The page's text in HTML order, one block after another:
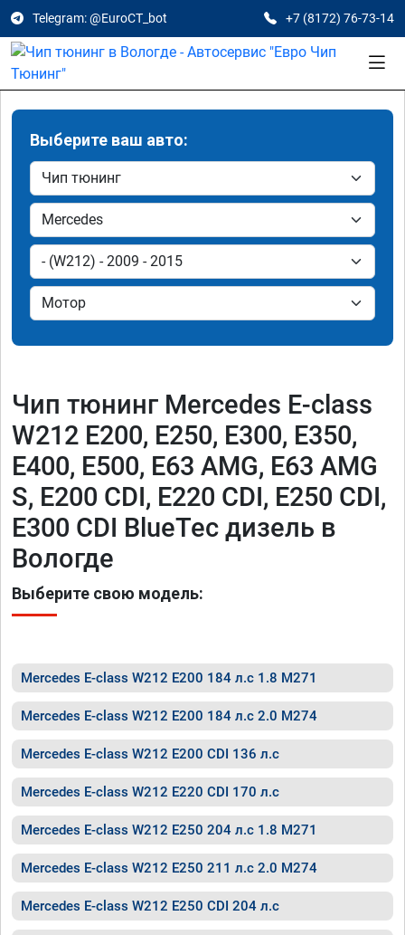
Telegram: @EuroCT_bot +7 (8172) 76-73-14
Выберите ваш авто:
Чип тюнинг Mercedes E-class
W212 E200, E250, E300, E350,
E400, E500, E63 AMG, E63 AMG
S, E200 CDI, E220 CDI, E250 CDI,
E300 CDI BlueTec дизель в
Вологде
Выберите свою модель:
Mercedes E-class W212 E200 184 л.с 1.8 M271
Mercedes E-class W212 E200 184 л.с 2.0 M274
Mercedes E-class W212 E200 CDI 136 л.с
Mercedes E-class W212 E220 CDI 170 л.с
Mercedes E-class W212 E250 204 л.с 1.8 M271
Mercedes E-class W212 E250 211 л.с 2.0 M274
Mercedes E-class W212 E250 CDI 204 л.с